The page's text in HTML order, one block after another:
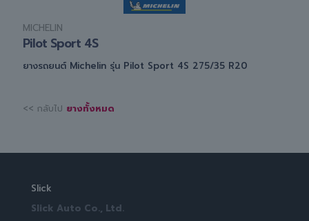
MICHELIN
Pilot Sport 4S
ยางรถยนต์ Michelin รุ่น Pilot Sport 4S 275/35 R20
<< กลับไป ยางทั้งหมด
Slick
Slick Auto Co., Ltd.